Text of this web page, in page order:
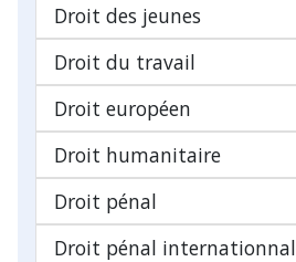
Droit des jeunes
Droit du travail
Droit européen
Droit humanitaire
Droit pénal
Droit pénal internationnal